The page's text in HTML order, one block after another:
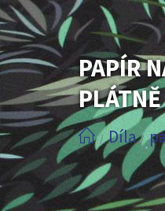
PAPÍR
PLÁTNĚ
/ Díla /